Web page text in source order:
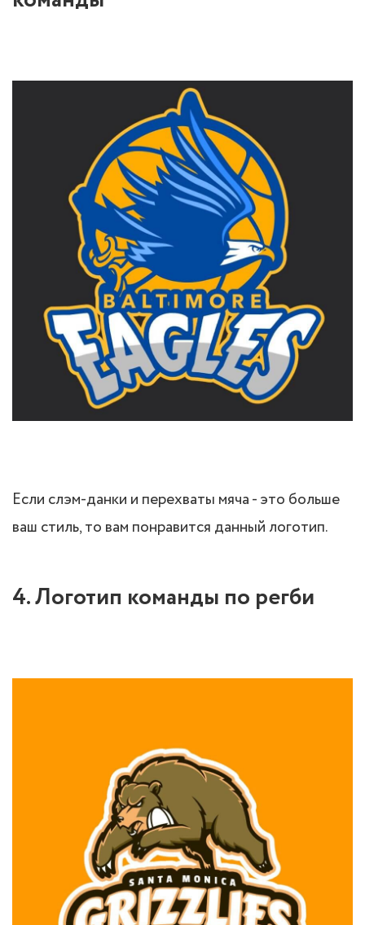
Если слэм-данки и перехваты мяча - это больше
ваш стиль, то вам понравится данный логотип.
4. Логотип команды по регби